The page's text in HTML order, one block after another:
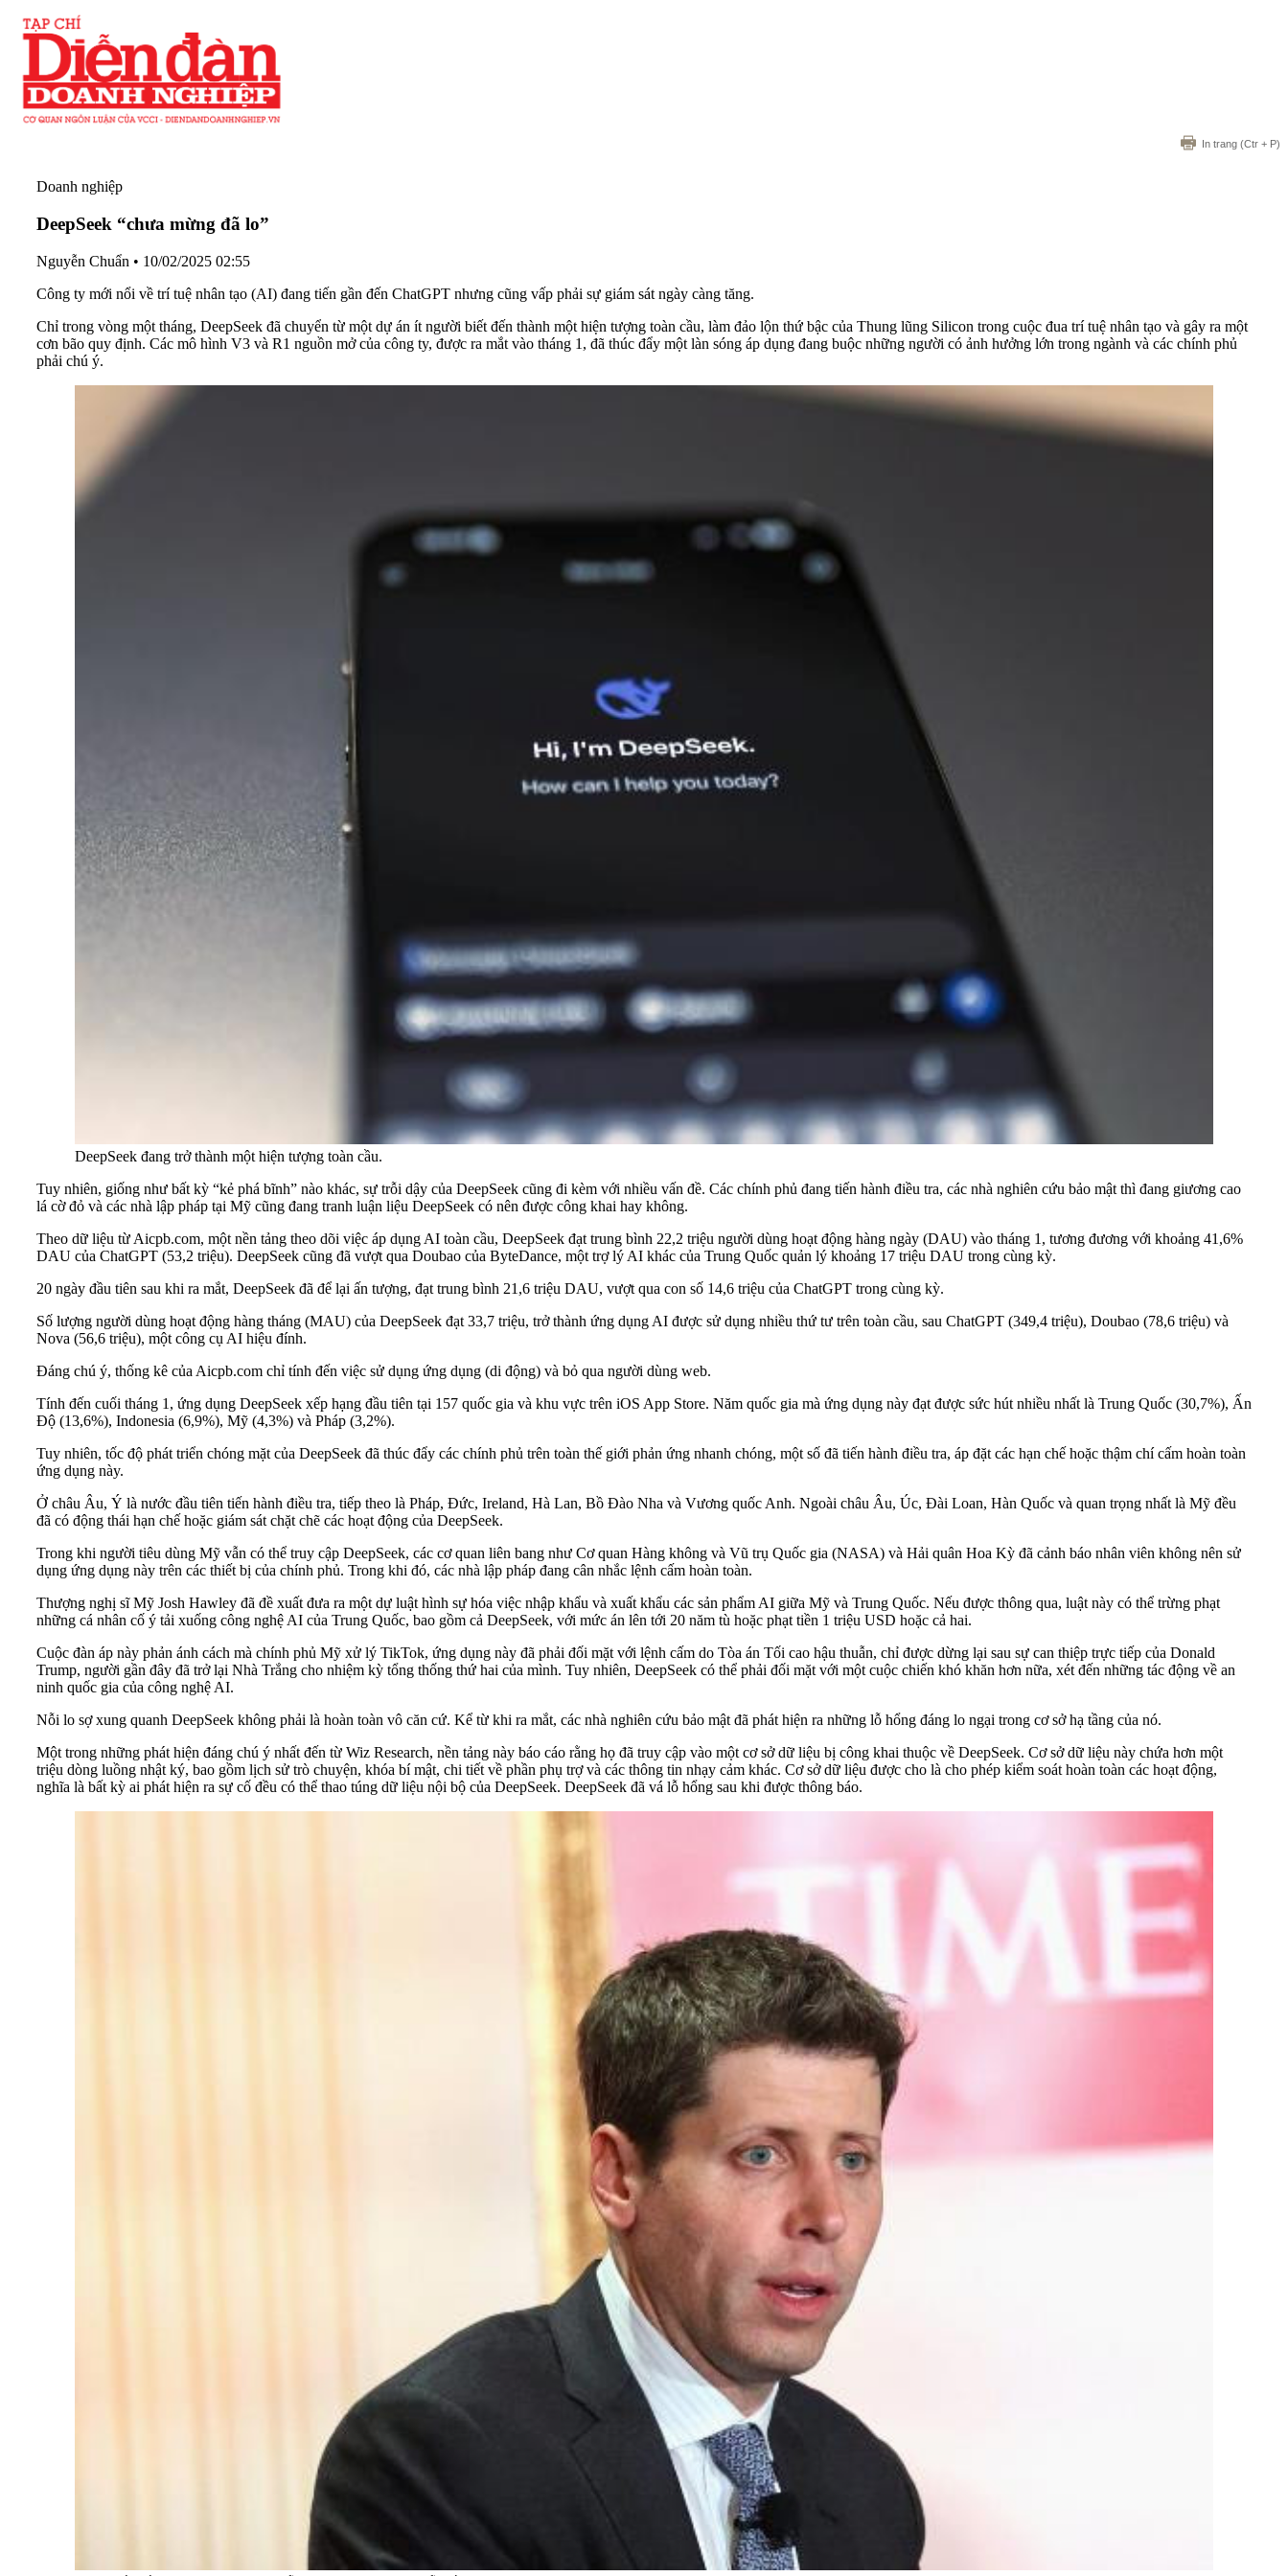
In trang (Ctr + P)
Doanh nghiệp
DeepSeek “chưa mừng đã lo”
Nguyễn Chuẩn • 10/02/2025 02:55
Công ty mới nổi về trí tuệ nhân tạo (AI) đang tiến gần đến ChatGPT nhưng cũng vấp phải sự giám sát ngày càng tăng.
Chỉ trong vòng một tháng, DeepSeek đã chuyển từ một dự án ít người biết đến thành một hiện tượng toàn cầu, làm đảo lộn thứ bậc của Thung lũng Silicon trong cuộc đua trí tuệ nhân tạo và gây ra một
cơn bão quy định. Các mô hình V3 và R1 nguồn mở của công ty, được ra mắt vào tháng 1, đã thúc đẩy một làn sóng áp dụng đang buộc những người có ảnh hưởng lớn trong ngành và các chính phủ
phải chú ý.
DeepSeek đang trở thành một hiện tượng toàn cầu.
Tuy nhiên, giống như bất kỳ “kẻ phá bĩnh” nào khác, sự trỗi dậy của DeepSeek cũng đi kèm với nhiều vấn đề. Các chính phủ đang tiến hành điều tra, các nhà nghiên cứu bảo mật thì đang giương cao
lá cờ đỏ và các nhà lập pháp tại Mỹ cũng đang tranh luận liệu DeepSeek có nên được công khai hay không.
Theo dữ liệu từ Aicpb.com, một nền tảng theo dõi việc áp dụng AI toàn cầu, DeepSeek đạt trung bình 22,2 triệu người dùng hoạt động hàng ngày (DAU) vào tháng 1, tương đương với khoảng 41,6%
DAU của ChatGPT (53,2 triệu). DeepSeek cũng đã vượt qua Doubao của ByteDance, một trợ lý AI khác của Trung Quốc quản lý khoảng 17 triệu DAU trong cùng kỳ.
20 ngày đầu tiên sau khi ra mắt, DeepSeek đã để lại ấn tượng, đạt trung bình 21,6 triệu DAU, vượt qua con số 14,6 triệu của ChatGPT trong cùng kỳ.
Số lượng người dùng hoạt động hàng tháng (MAU) của DeepSeek đạt 33,7 triệu, trở thành ứng dụng AI được sử dụng nhiều thứ tư trên toàn cầu, sau ChatGPT (349,4 triệu), Doubao (78,6 triệu) và
Nova (56,6 triệu), một công cụ AI hiệu đính.
Đáng chú ý, thống kê của Aicpb.com chỉ tính đến việc sử dụng ứng dụng (di động) và bỏ qua người dùng web.
Tính đến cuối tháng 1, ứng dụng DeepSeek xếp hạng đầu tiên tại 157 quốc gia và khu vực trên iOS App Store. Năm quốc gia mà ứng dụng này đạt được sức hút nhiều nhất là Trung Quốc (30,7%), Ấn
Độ (13,6%), Indonesia (6,9%), Mỹ (4,3%) và Pháp (3,2%).
Tuy nhiên, tốc độ phát triển chóng mặt của DeepSeek đã thúc đẩy các chính phủ trên toàn thế giới phản ứng nhanh chóng, một số đã tiến hành điều tra, áp đặt các hạn chế hoặc thậm chí cấm hoàn toàn
ứng dụng này.
Ở châu Âu, Ý là nước đầu tiên tiến hành điều tra, tiếp theo là Pháp, Đức, Ireland, Hà Lan, Bồ Đào Nha và Vương quốc Anh. Ngoài châu Âu, Úc, Đài Loan, Hàn Quốc và quan trọng nhất là Mỹ đều
đã có động thái hạn chế hoặc giám sát chặt chẽ các hoạt động của DeepSeek.
Trong khi người tiêu dùng Mỹ vẫn có thể truy cập DeepSeek, các cơ quan liên bang như Cơ quan Hàng không và Vũ trụ Quốc gia (NASA) và Hải quân Hoa Kỳ đã cảnh báo nhân viên không nên sử
dụng ứng dụng này trên các thiết bị của chính phủ. Trong khi đó, các nhà lập pháp đang cân nhắc lệnh cấm hoàn toàn.
Thượng nghị sĩ Mỹ Josh Hawley đã đề xuất đưa ra một dự luật hình sự hóa việc nhập khẩu và xuất khẩu các sản phẩm AI giữa Mỹ và Trung Quốc. Nếu được thông qua, luật này có thể trừng phạt
những cá nhân cố ý tải xuống công nghệ AI của Trung Quốc, bao gồm cả DeepSeek, với mức án lên tới 20 năm tù hoặc phạt tiền 1 triệu USD hoặc cả hai.
Cuộc đàn áp này phản ánh cách mà chính phủ Mỹ xử lý TikTok, ứng dụng này đã phải đối mặt với lệnh cấm do Tòa án Tối cao hậu thuẫn, chỉ được dừng lại sau sự can thiệp trực tiếp của Donald
Trump, người gần đây đã trở lại Nhà Trắng cho nhiệm kỳ tổng thống thứ hai của mình. Tuy nhiên, DeepSeek có thể phải đối mặt với một cuộc chiến khó khăn hơn nữa, xét đến những tác động về an
ninh quốc gia của công nghệ AI.
Nỗi lo sợ xung quanh DeepSeek không phải là hoàn toàn vô căn cứ. Kể từ khi ra mắt, các nhà nghiên cứu bảo mật đã phát hiện ra những lỗ hổng đáng lo ngại trong cơ sở hạ tầng của nó.
Một trong những phát hiện đáng chú ý nhất đến từ Wiz Research, nền tảng này báo cáo rằng họ đã truy cập vào một cơ sở dữ liệu bị công khai thuộc về DeepSeek. Cơ sở dữ liệu này chứa hơn một
triệu dòng luồng nhật ký, bao gồm lịch sử trò chuyện, khóa bí mật, chi tiết về phần phụ trợ và các thông tin nhạy cảm khác. Cơ sở dữ liệu được cho là cho phép kiểm soát hoàn toàn các hoạt động,
nghĩa là bất kỳ ai phát hiện ra sự cố đều có thể thao túng dữ liệu nội bộ của DeepSeek. DeepSeek đã vá lỗ hổng sau khi được thông báo.